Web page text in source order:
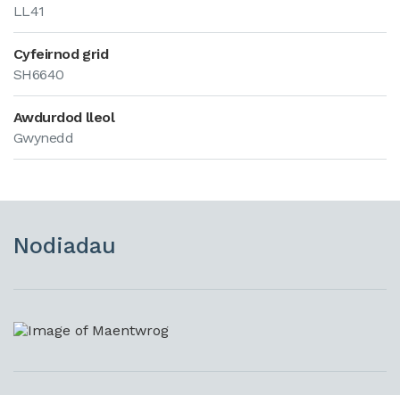
LL41
Cyfeirnod grid
SH6640
Awdurdod lleol
Gwynedd
Nodiadau